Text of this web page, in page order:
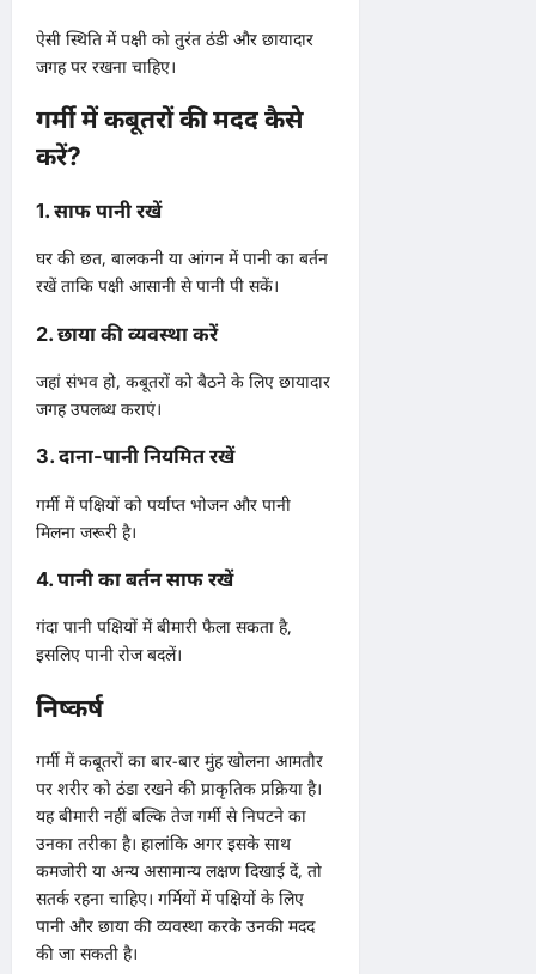
ऐसी स्थिति में पक्षी को तुरंत ठंडी और छायादार
जगह पर रखना चाहिए।
गर्मी में कबूतरों की मदद कैसे
करें?
1. साफ पानी रखें
घर की छत, बालकनी या आंगन में पानी का बर्तन
रखें ताकि पक्षी आसानी से पानी पी सकें।
2. छाया की व्यवस्था करें
जहां संभव हो, कबूतरों को बैठने के लिए छायादार
जगह उपलब्ध कराएं।
3. दाना-पानी नियमित रखें
गर्मी में पक्षियों को पर्याप्त भोजन और पानी
मिलना जरूरी है।
4. पानी का बर्तन साफ रखें
गंदा पानी पक्षियों में बीमारी फैला सकता है,
इसलिए पानी रोज बदलें।
निष्कर्ष
गर्मी में कबूतरों का बार-बार मुंह खोलना आमतौर
पर शरीर को ठंडा रखने की प्राकृतिक प्रक्रिया है।
यह बीमारी नहीं बल्कि तेज गर्मी से निपटने का
उनका तरीका है। हालांकि अगर इसके साथ
कमजोरी या अन्य असामान्य लक्षण दिखाई दें, तो
सतर्क रहना चाहिए। गर्मियों में पक्षियों के लिए
पानी और छाया की व्यवस्था करके उनकी मदद
की जा सकती है।